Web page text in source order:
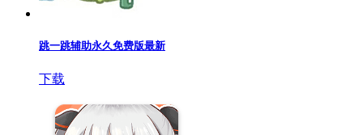
跳一跳辅助永久免费版最新
下载